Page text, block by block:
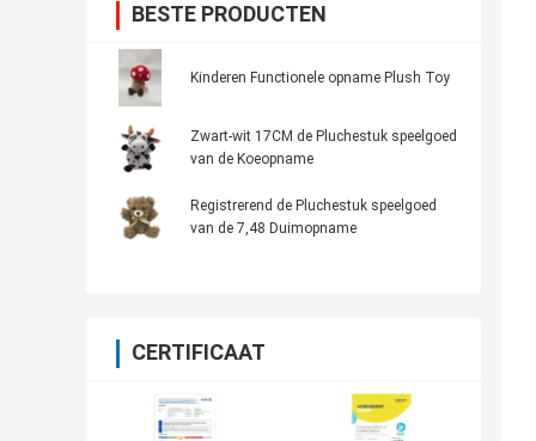
BESTE PRODUCTEN
Kinderen Functionele opname Plush Toy
Zwart-wit 17CM de Pluchestuk speelgoed
van de Koeopname
Registrerend de Pluchestuk speelgoed
van de 7,48 Duimopname
CERTIFICAAT